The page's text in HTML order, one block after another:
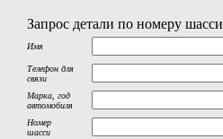
Запрос детали по номеру шасси
Имя
Телефон для
связи
Марка, год
автомобиля
Номер
шасси